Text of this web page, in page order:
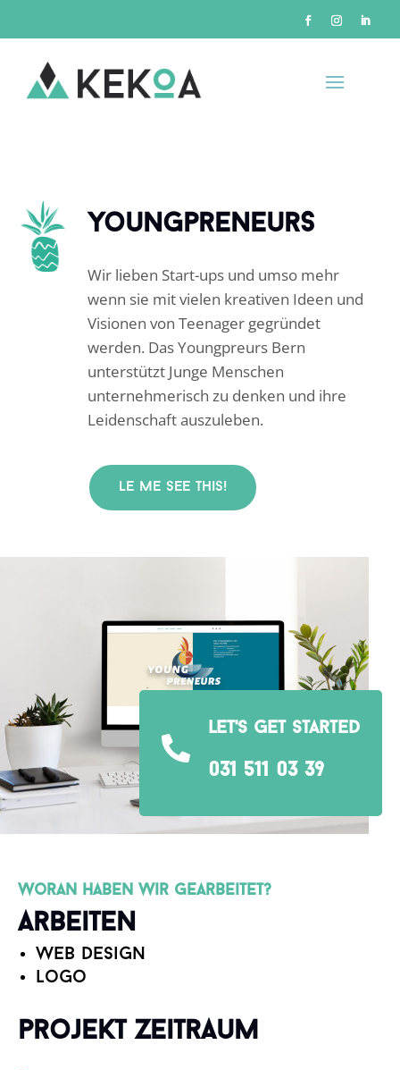
youngpreneurs
Wir lieben Start-ups und umso mehr
wenn sie mit vielen kreativen Ideen und
Visionen von Teenager gegründet
werden. Das Youngpreurs Bern
unterstützt Junge Menschen
unternehmerisch zu denken und ihre
Leidenschaft auszuleben.
Le me see this!

let's get started
031 511 03 39
woran haben wir gearbeitet?
Arbeiten
Web Design
Logo
projekt zeitraum